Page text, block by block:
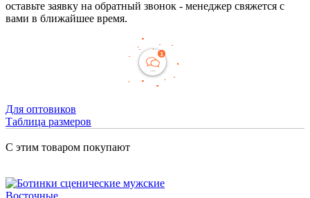
оставьте заявку на обратный звонок - менеджер свяжется с
вами в ближайшее время.
Для оптовиков
Таблица размеров
С этим товаром покупают